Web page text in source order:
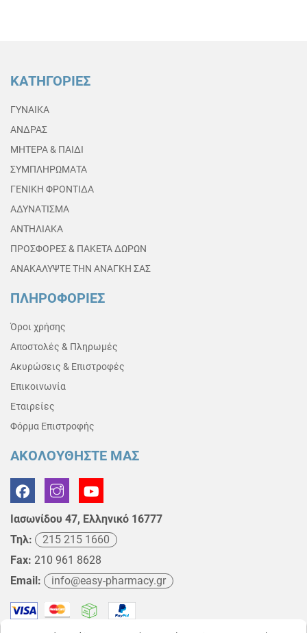
ΚΑΤΗΓΟΡΙΕΣ
ΓΥΝΑΙΚΑ
ΑΝΔΡΑΣ
ΜΗΤΕΡΑ & ΠΑΙΔΙ
ΣΥΜΠΛΗΡΩΜΑΤΑ
ΓΕΝΙΚΗ ΦΡΟΝΤΙΔΑ
ΑΔΥΝΑΤΙΣΜΑ
ΑΝΤΗΛΙΑΚΑ
ΠΡΟΣΦΟΡΕΣ & ΠΑΚΕΤΑ ΔΩΡΩΝ
ΑΝΑΚΑΛΥΨΤΕ ΤΗΝ ΑΝΑΓΚΗ ΣΑΣ
ΠΛΗΡΟΦΟΡΙΕΣ
Όροι χρήσης
Αποστολές & Πληρωμές
Ακυρώσεις & Επιστροφές
Επικοινωνία
Εταιρείες
Φόρμα Επιστροφής
ΑΚΟΛΟΥΘΗΣΤΕ ΜΑΣ
Ιασωνίδου 47, Ελληνικό 16777
Τηλ:
215 215 1660
Fax: 210 961 8628
Email:
info@easy-pharmacy.gr